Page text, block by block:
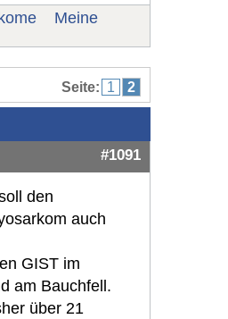
Meine
Seite: 1 2
#1091
den
auch
GIST im
am Bauchfell.
über 21